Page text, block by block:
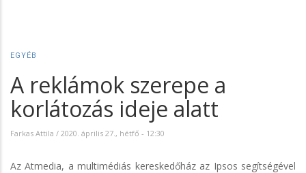
EGYÉB
A reklámok szerepe a
korlátozás ideje alatt
Farkas Attila / 2020. április 27., hétfő - 12:30
Az Atmedia, a multimédiás kereskedőház az Ipsos segítségével